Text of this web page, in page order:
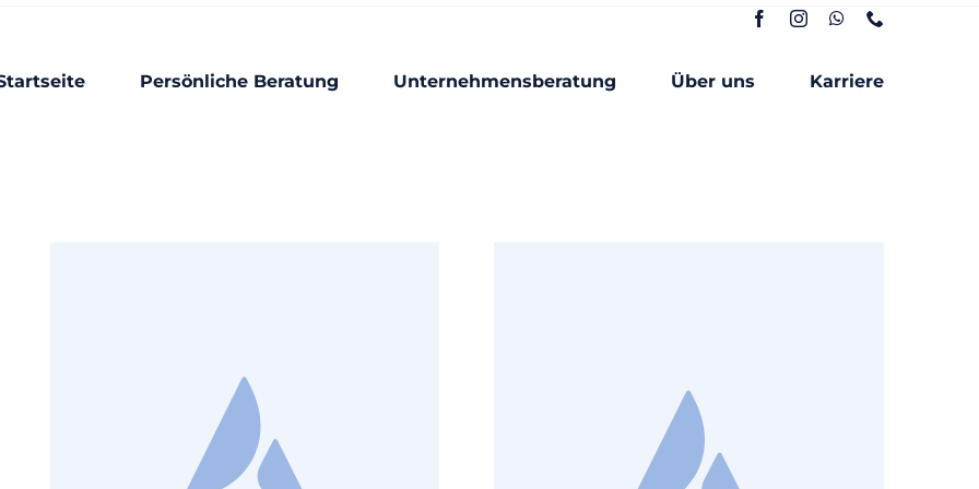
Persönliche Beratung Unternehmensberatung Über uns Karriere